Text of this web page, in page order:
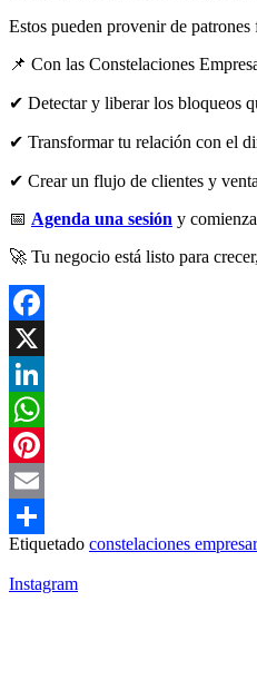
Estos pueden provenir de
📌 Con las Constelaciones
✔ Detectar y liberar los bloqueos
✔ Transformar tu relación con el
✔ Crear un flujo de clientes y
📅 Agenda una sesión y
🚀 Tu negocio está listo para
Facebook
X
LinkedIn
WhatsApp
Pinterest
Email
Compartir
Etiquetado constelaciones
Instagram